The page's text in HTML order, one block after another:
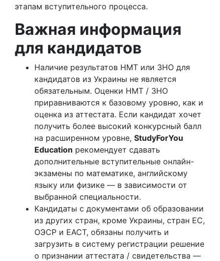
этапам вступительного процесса.
Важная информация
для кандидатов
Наличие результатов НМТ или ЗНО для
кандидатов из Украины не является
обязательным. Оценки НМТ / ЗНО
приравниваются к базовому уровню, как и
оценка из аттестата. Если кандидат хочет
получить более высокий конкурсный балл
на расширенном уровне, StudyForYou
Education рекомендует сдавать
дополнительные вступительные онлайн-
экзамены по математике, английскому
языку или физике — в зависимости от
выбранной специальности.
Кандидаты с документами об образовании
из других стран, кроме Украины, стран ЕС,
ОЭСР и ЕАСТ, обязаны получить и
загрузить в систему регистрации решение
о признании аттестата / свидетельства —